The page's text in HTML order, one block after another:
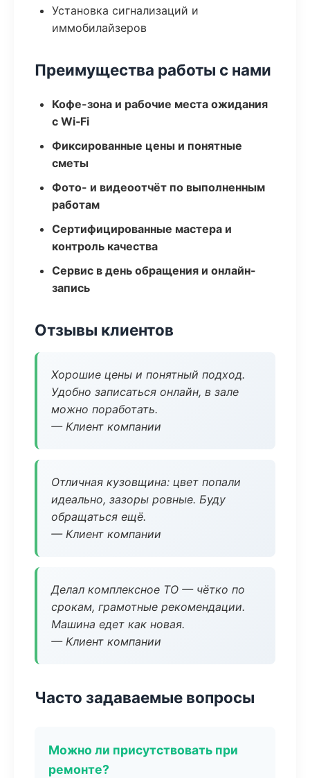
Установка сигнализаций и
иммобилайзеров
Преимущества работы с нами
Кофе-зона и рабочие места ожидания
с Wi‑Fi
Фиксированные цены и понятные
сметы
Фото- и видеоотчёт по выполненным
работам
Сертифицированные мастера и
контроль качества
Сервис в день обращения и онлайн-
запись
Отзывы клиентов
Хорошие цены и понятный подход.
Удобно записаться онлайн, в зале
можно поработать.
— Клиент компании
Отличная кузовщина: цвет попали
идеально, зазоры ровные. Буду
обращаться ещё.
— Клиент компании
Делал комплексное ТО — чётко по
срокам, грамотные рекомендации.
Машина едет как новая.
— Клиент компании
Часто задаваемые вопросы
Можно ли присутствовать при
ремонте?